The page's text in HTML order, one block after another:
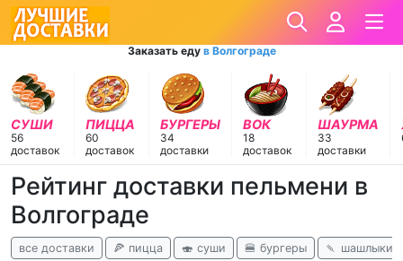
Заказать еду в Волгограде
СУШИ
56
доставок
ПИЦЦА
60
доставок
БУРГЕРЫ
34
доставки
ВОК
18
доставок
ШАУРМА
33
доставки
Рейтинг доставки пельмени в
Волгограде
все доставки 🍕 пицца 🍣 суши 🍔 бургеры
🍡 шашлыки